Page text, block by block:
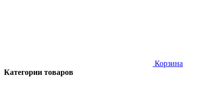
Корзина
Категории товаров